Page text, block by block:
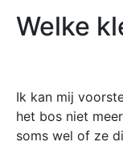
Welke
Ik kan mij
het bos niet
soms wel of ze